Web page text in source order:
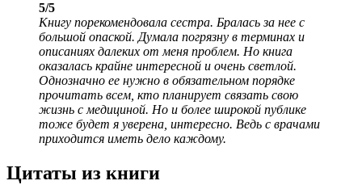
5/5
Книгу порекомендовала сестра. Бралась за нее с
большой опаской. Думала погрязну в терминах и
описаниях далеких от меня проблем. Но книга
оказалась крайне интересной и очень светлой.
Однозначно ее нужно в обязательном порядке
прочитать всем, кто планирует связать свою
жизнь с медициной. Но и более широкой публике
тоже будет я уверена, интересно. Ведь с врачами
приходится иметь дело каждому.
Цитаты из книги